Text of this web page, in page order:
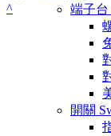
^
端子台
開關